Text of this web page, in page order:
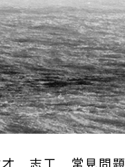
志工 常見問題